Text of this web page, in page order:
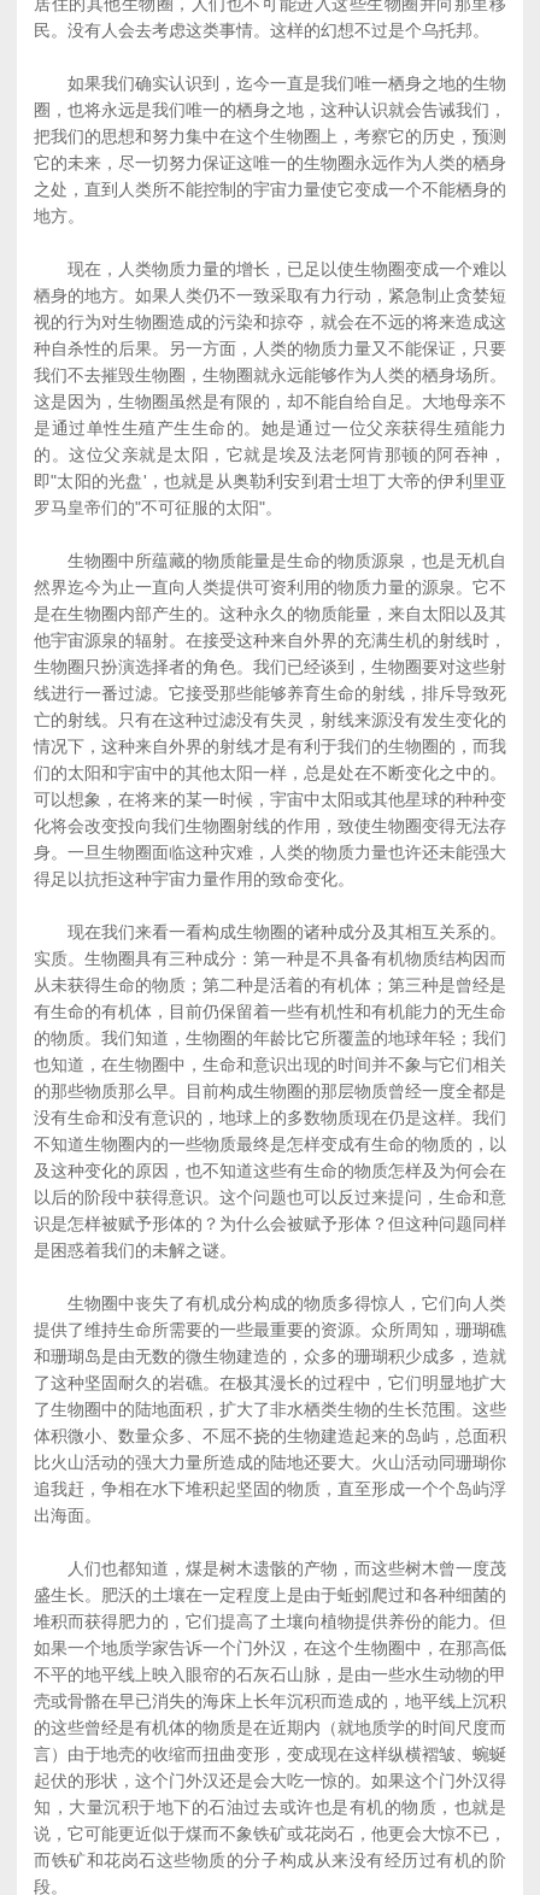
民。没有人会去考虑这类事情。这样的幻想不过是个乌托邦。
如果我们确实认识到，迄今一直是我们唯一栖身之地的生物
圈，也将永远是我们唯一的栖身之地，这种认识就会告诫我们，
把我们的思想和努力集中在这个生物圈上，考察它的历史，预测
它的未来，尽一切努力保证这唯一的生物圈永远作为人类的栖身
之处，直到人类所不能控制的宇宙力量使它变成一个不能栖身的
地方。
现在，人类物质力量的增长，已足以使生物圈变成一个难以
栖身的地方。如果人类仍不一致采取有力行动，紧急制止贪婪短
视的行为对生物圈造成的污染和掠夺，就会在不远的将来造成这
种自杀性的后果。另一方面，人类的物质力量又不能保证，只要
我们不去摧毁生物圈，生物圈就永远能够作为人类的栖身场所。
这是因为，生物圈虽然是有限的，却不能自给自足。大地母亲不
是通过单性生殖产生生命的。她是通过一位父亲获得生殖能力
的。这位父亲就是太阳，它就是埃及法老阿肯那顿的阿吞神，
即"太阳的光盘'，也就是从奥勒利安到君士坦丁大帝的伊利里亚
罗马皇帝们的"不可征服的太阳"。
生物圈中所蕴藏的物质能量是生命的物质源泉，也是无机自
然界迄今为止一直向人类提供可资利用的物质力量的源泉。它不
是在生物圈内部产生的。这种永久的物质能量，来自太阳以及其
他宇宙源泉的辐射。在接受这种来自外界的充满生机的射线时，
生物圈只扮演选择者的角色。我们已经谈到，生物圈要对这些射
线进行一番过滤。它接受那些能够养育生命的射线，排斥导致死
亡的射线。只有在这种过滤没有失灵，射线来源没有发生变化的
情况下，这种来自外界的射线才是有利于我们的生物圈的，而我
们的太阳和宇宙中的其他太阳一样，总是处在不断变化之中的。
可以想象，在将来的某一时候，宇宙中太阳或其他星球的种种变
化将会改变投向我们生物圈射线的作用，致使生物圈变得无法存
身。一旦生物圈面临这种灾难，人类的物质力量也许还未能强大
得足以抗拒这种宇宙力量作用的致命变化。
现在我们来看一看构成生物圈的诸种成分及其相互关系的。
实质。生物圈具有三种成分：第一种是不具备有机物质结构因而
从未获得生命的物质；第二种是活着的有机体；第三种是曾经是
有生命的有机体，目前仍保留着一些有机性和有机能力的无生命
的物质。我们知道，生物圈的年龄比它所覆盖的地球年轻；我们
也知道，在生物圈中，生命和意识出现的时间并不象与它们相关
的那些物质那么早。目前构成生物圈的那层物质曾经一度全都是
没有生命和没有意识的，地球上的多数物质现在仍是这样。我们
不知道生物圈内的一些物质最终是怎样变成有生命的物质的，以
及这种变化的原因，也不知道这些有生命的物质怎样及为何会在
以后的阶段中获得意识。这个问题也可以反过来提问，生命和意
识是怎样被赋予形体的？为什么会被赋予形体？但这种问题同样
是困惑着我们的未解之谜。
生物圈中丧失了有机成分构成的物质多得惊人，它们向人类
提供了维持生命所需要的一些最重要的资源。众所周知，珊瑚礁
和珊瑚岛是由无数的微生物建造的，众多的珊瑚积少成多，造就
了这种坚固耐久的岩礁。在极其漫长的过程中，它们明显地扩大
了生物圈中的陆地面积，扩大了非水栖类生物的生长范围。这些
体积微小、数量众多、不屈不挠的生物建造起来的岛屿，总面积
比火山活动的强大力量所造成的陆地还要大。火山活动同珊瑚你
追我赶，争相在水下堆积起坚固的物质，直至形成一个个岛屿浮
出海面。
人们也都知道，煤是树木遗骸的产物，而这些树木曾一度茂
盛生长。肥沃的土壤在一定程度上是由于蚯蚓爬过和各种细菌的
堆积而获得肥力的，它们提高了土壤向植物提供养份的能力。但
如果一个地质学家告诉一个门外汉，在这个生物圈中，在那高低
不平的地平线上映入眼帘的石灰石山脉，是由一些水生动物的甲
壳或骨骼在早已消失的海床上长年沉积而造成的，地平线上沉积
的这些曾经是有机体的物质是在近期内（就地质学的时间尺度而
言）由于地壳的收缩而扭曲变形，变成现在这样纵横褶皱、蜿蜒
起伏的形状，这个门外汉还是会大吃一惊的。如果这个门外汉得
知，大量沉积于地下的石油过去或许也是有机的物质，也就是
说，它可能更近似于煤而不象铁矿或花岗石，他更会大惊不已，
而铁矿和花岗石这些物质的分子构成从来没有经历过有机的阶
段。